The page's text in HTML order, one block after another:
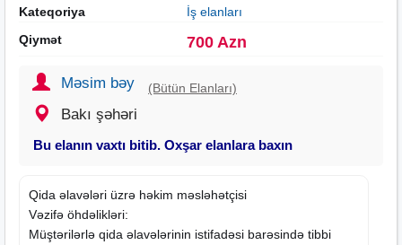
Kateqoriya
İş elanları
Qiymət
700 Azn
Məsim bəy (Bütün Elanları)
Bakı şəhəri
Bu elanın vaxtı bitib. Oxşar elanlara baxın
Qida əlavələri üzrə həkim məsləhətçisi
Vəzifə öhdəlikləri:
Müştərilərlə qida əlavələrinin istifadəsi barəsində tibbi